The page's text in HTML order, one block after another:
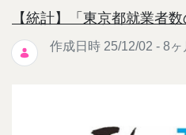
【統計】「東京都就業者
作成日時 25/12/02 - 8